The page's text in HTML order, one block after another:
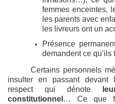
femmes enceintes,
les parents avec
les livreurs ont un
Présence
demandent ce qu’ils
Certains personnels
insulter en passant
respect qui dénote
constitutionnel … Ce que